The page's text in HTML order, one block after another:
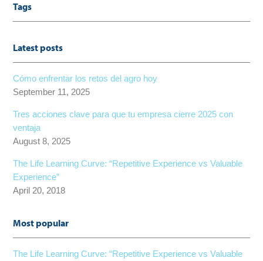
Tags
Latest posts
Cómo enfrentar los retos del agro hoy
September 11, 2025
Tres acciones clave para que tu empresa cierre 2025 con
ventaja
August 8, 2025
The Life Learning Curve: “Repetitive Experience vs Valuable
Experience”
April 20, 2018
Most popular
The Life Learning Curve: “Repetitive Experience vs Valuable